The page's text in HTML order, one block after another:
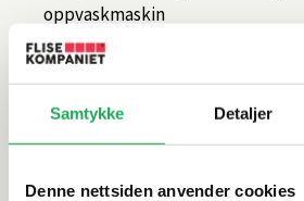
Samtykke Detaljer
Denne nettsiden anvender cookies
oppvaskmaskin
Keramisk innmat og fleksible
Artikkelnr.101367295